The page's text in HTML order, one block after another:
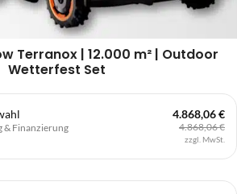
Terranox | 12.000 m² | Outdoor
Wetterfest Set
& Finanzierung
4.868,06 €
4.868,06 €
zzgl. MwSt.